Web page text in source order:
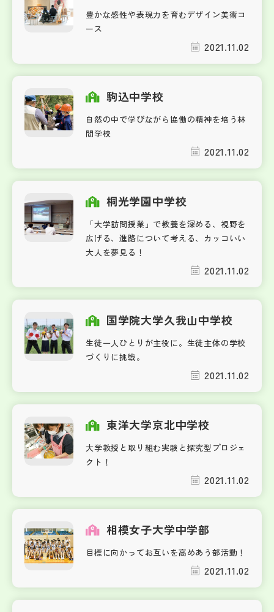
豊かな感性や表現力を育むデザイン美術コ
ース
2021.11.02
駒込中学校
自然の中で学びながら協働の精神を培う林
間学校
2021.11.02
桐光学園中学校
「大学訪問授業」で教養を深める、視野を
広げる、進路について考える、カッコいい
大人を夢見る！
2021.11.02
国学院大学久我山中学校
生徒一人ひとりが主役に。生徒主体の学校
づくりに挑戦。
2021.11.02
東洋大学京北中学校
大学教授と取り組む実験と探究型プロジェ
クト！
2021.11.02
相模女子大学中学部
目標に向かってお互いを高めあう部活動！
2021.11.02